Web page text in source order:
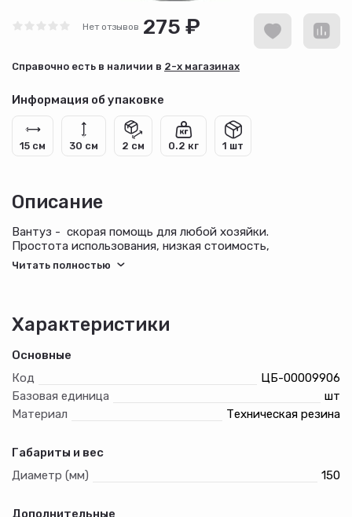
Нет отзывов 275 ₽
Cправочно есть в наличии в 2-х магазинах
Информация об упаковке
15 см 30 см 2 см 0.2 кг 1 шт
Описание
Вантуз - скорая помощь для любой хозяйки.
Простота использования, низкая стоимость,
долговечность, самое простое и эффективное средство
Характеристики
Основные
Код
ЦБ-00009906
Базовая единица
шт
Материал
Техническая резина
Габариты и вес
Диаметр (мм)
150
Дополнительные